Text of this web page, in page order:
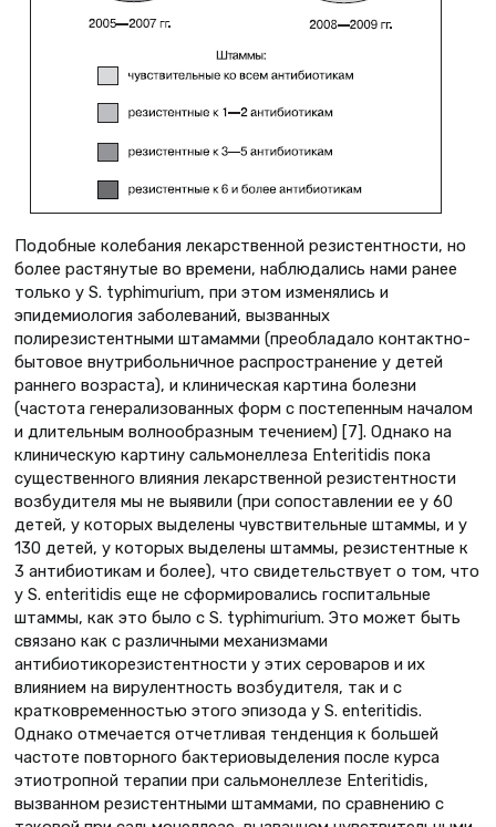
Подобные колебания лекарственной резистентности, но
более растянутые во времени, наблюдались нами ранее
только у S. typhimurium, при этом изменялись и
эпидемиология заболеваний, вызванных
полирезистентными штамамми (преобладало контактно-
бытовое внутрибольничное распространение у детей
раннего возраста), и клиническая картина болезни
(частота генерализованных форм с постепенным началом
и длительным волнообразным течением) [7]. Однако на
клиническую картину сальмонеллеза Enteritidis пока
существенного влияния лекарственной резистентности
возбудителя мы не выявили (при сопоставлении ее у 60
детей, у которых выделены чувствительные штаммы, и у
130 детей, у которых выделены штаммы, резистентные к
3 антибиотикам и более), что свидетельствует о том, что
у S. еnteritidis еще не сформировались госпитальные
штаммы, как это было с S. typhimurium. Это может быть
связано как с различными механизмами
антибиотикорезистентности у этих сероваров и их
влиянием на вирулентность возбудителя, так и с
кратковременностью этого эпизода у S. еnteritidis.
Однако отмечается отчетливая тенденция к большей
частоте повторного бактериовыделения после курса
этиотропной терапии при сальмонеллезе Enteritidis,
вызванном резистентными штаммами, по сравнению с